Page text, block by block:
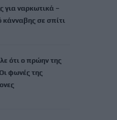
για ναρκωτικά –
κάνναβης σε σπίτι
ότι ο πρώην της
φωνές της